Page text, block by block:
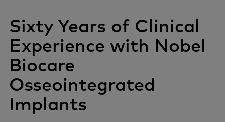
Sixty Years of Clinical
Experience with Nobel
Biocare
Osseointegrated
Implants